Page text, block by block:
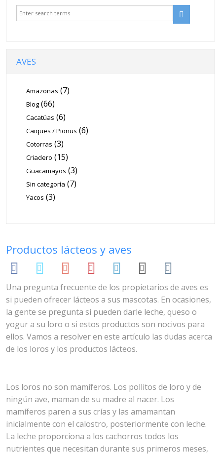
Venta
AVES
Amazonas (7)
Blog (66)
Cacatúas (6)
Caiques / Pionus (6)
Cotorras (3)
Criadero (15)
Guacamayos (3)
Sin categoría (7)
Yacos (3)
Productos lácteos y aves
Una pregunta frecuente de los propietarios de aves es
si pueden ofrecer lácteos a sus mascotas. En ocasiones,
la gente se pregunta si pueden darle leche, queso o
yogur a su loro o si estos productos son nocivos para
ellos. Vamos a resolver en este artículo las dudas acerca
de los loros y los productos lácteos.
Los loros no son mamíferos. Los pollitos de loro y de
ningún ave, maman de su madre al nacer. Los
mamíferos paren a sus crías y las amamantan
inicialmente con el calostro, posteriormente con leche.
La leche proporciona a los cachorros todos los
nutrientes que necesitan durante sus primeros meses,